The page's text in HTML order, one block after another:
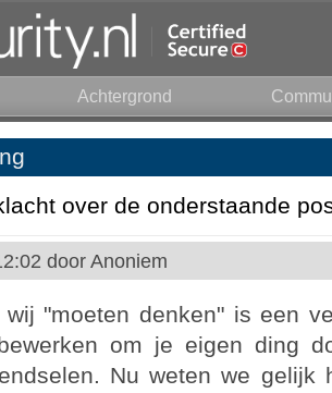
Achtergrond
over de onderstaande
door Anoniem
"moeten denken" is een
om je eigen ding
Nu weten we gelijk